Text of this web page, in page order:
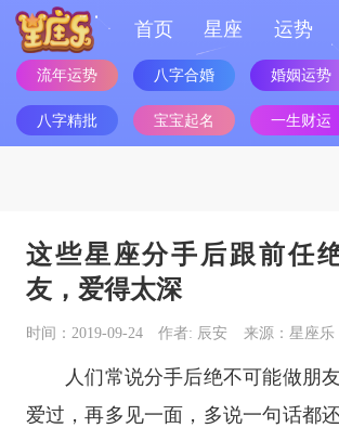
首页 星座 运势
流年运势 八字合婚 婚姻运势
八字精批 宝宝起名 一生财运
这些星座分手后跟前任
友，爱得太深
时间：2019-09-24 作者: 辰安 来源：星座乐
人们常说分手后绝不可能做朋友
爱过，再多见一面，多说一句话都